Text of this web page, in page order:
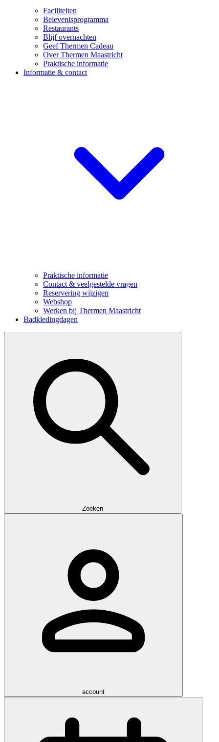
Faciliteiten
Belevenisprogramma
Restaurants
Blijf overnachten
Geef Thermen Cadeau
Over Thermen Maastricht
Praktische informatie
Informatie & contact
Praktische informatie
Contact & veelgestelde vragen
Reservering wijzigen
Webshop
Werken bij Thermen Maastricht
Badkledingdagen
Zoeken
account